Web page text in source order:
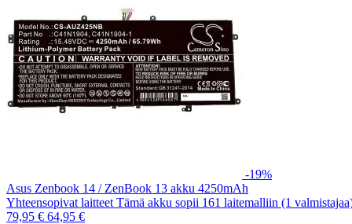
-19%
Asus Zenbook 14 / ZenBook 13 akku 4250mAh
Yhteensopivat laitteet Tämä akku sopii 161 laitemalliin (1
79,95 € 64,95 €